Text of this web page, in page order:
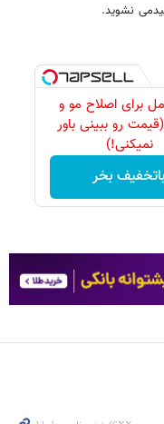
نشوید.
برای اصلاح مو و
رو ببینی باور
نمیکنی!)
باتخفیف بخر